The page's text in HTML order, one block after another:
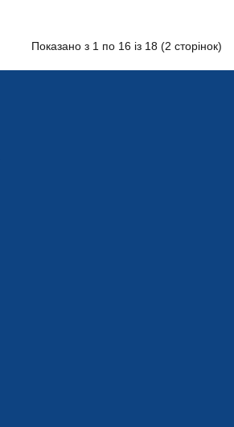
Показано з 1 по 16 із 18 (2 сторінок)